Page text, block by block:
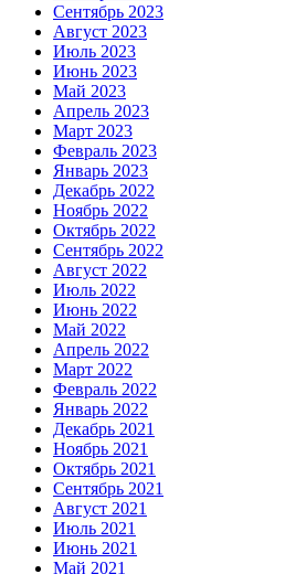
Сентябрь 2023
Август 2023
Июль 2023
Июнь 2023
Май 2023
Апрель 2023
Март 2023
Февраль 2023
Январь 2023
Декабрь 2022
Ноябрь 2022
Октябрь 2022
Сентябрь 2022
Август 2022
Июль 2022
Июнь 2022
Май 2022
Апрель 2022
Март 2022
Февраль 2022
Январь 2022
Декабрь 2021
Ноябрь 2021
Октябрь 2021
Сентябрь 2021
Август 2021
Июль 2021
Июнь 2021
Май 2021